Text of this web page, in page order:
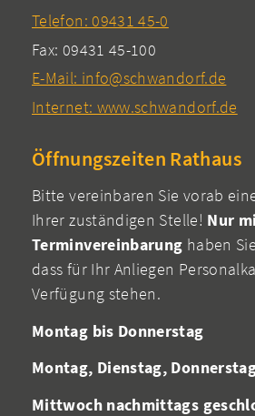
Telefon: 09431 45-0
Fax: 09431 45-100
E-Mail: info@schwandorf.de
Internet: www.schwandorf.de
Öffnungszeiten Rathaus
Bitte vereinbaren Sie vorab
Ihrer zuständigen Stelle! Nur
Terminvereinbarung haben
dass für Ihr Anliegen
Verfügung stehen.
Montag bis Donnerstag
Montag, Dienstag,
Mittwoch nachmittags